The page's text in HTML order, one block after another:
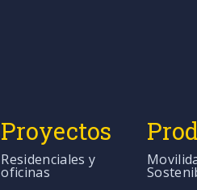
Proyectos
Residenciales y
oficinas